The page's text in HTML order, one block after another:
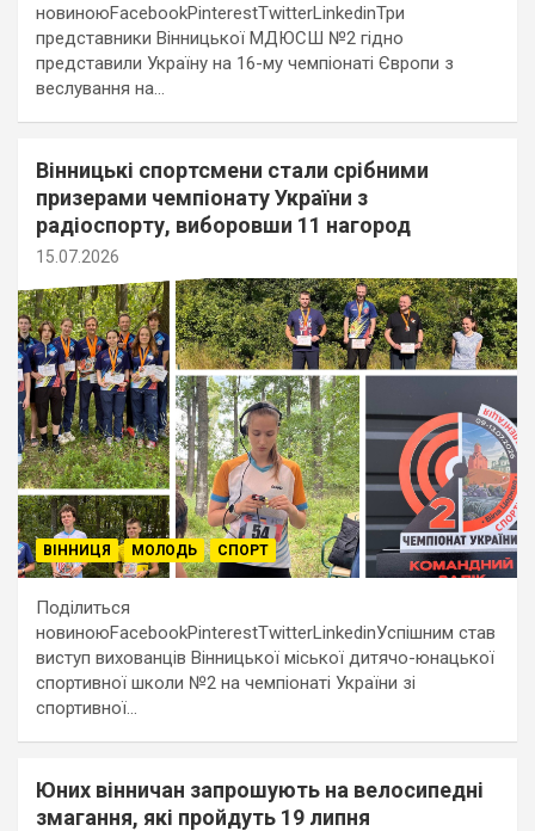
новиноюFacebookPinterestTwitterLinkedinТри
представники Вінницької МДЮСШ №2 гідно
представили Україну на 16-му чемпіонаті Європи з
веслування на…
Вінницькі спортсмени стали срібними
призерами чемпіонату України з
радіоспорту, виборовши 11 нагород
15.07.2026
ВІННИЦЯ МОЛОДЬ СПОРТ
Поділиться
новиноюFacebookPinterestTwitterLinkedinУспішним став
виступ вихованців Вінницької міської дитячо-юнацької
спортивної школи №2 на чемпіонаті України зі
спортивної…
Юних вінничан запрошують на велосипедні
змагання, які пройдуть 19 липня